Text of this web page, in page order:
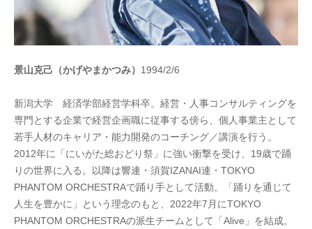
景山克己（かげやまかつみ） 1994/2/6
新潟大学 経済学部経営学科卒。経営・人事コンサルティングを
専門とする企業で経営企画職に従事する傍ら、個人事業主として
若手人材のキャリア・能力開発のコーチング／講演を行う。
2012年に「にいがた総おどり祭」に強い衝撃を受け、19歳で踊
りの世界に入る。以降は響連・須賀IZANAI連・TOKYO
PHANTOM ORCHESTRAで踊り手として活動。「踊りを通じて
人生を豊かに」という理念のもと、2022年7月にTOKYO
PHANTOM ORCHESTRAの派生チームとして「Alive」を結成。